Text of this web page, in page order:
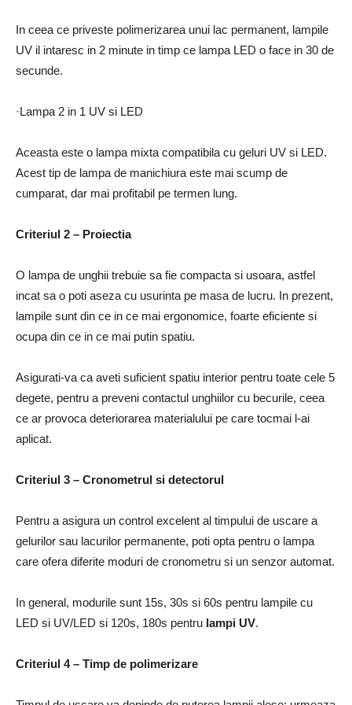
In ceea ce priveste polimerizarea unui lac permanent, lampile
UV il intaresc in 2 minute in timp ce lampa LED o face in 30 de
secunde.
·Lampa 2 in 1 UV si LED
Aceasta este o lampa mixta compatibila cu geluri UV si LED.
Acest tip de lampa de manichiura este mai scump de
cumparat, dar mai profitabil pe termen lung.
Criteriul 2 – Proiectia
O lampa de unghii trebuie sa fie compacta si usoara, astfel
incat sa o poti aseza cu usurinta pe masa de lucru. In prezent,
lampile sunt din ce in ce mai ergonomice, foarte eficiente si
ocupa din ce in ce mai putin spatiu.
Asigurati-va ca aveti suficient spatiu interior pentru toate cele 5
degete, pentru a preveni contactul unghiilor cu becurile, ceea
ce ar provoca deteriorarea materialului pe care tocmai l-ai
aplicat.
Criteriul 3 – Cronometrul si detectorul
Pentru a asigura un control excelent al timpului de uscare a
gelurilor sau lacurilor permanente, poti opta pentru o lampa
care ofera diferite moduri de cronometru si un senzor automat.
In general, modurile sunt 15s, 30s si 60s pentru lampile cu
LED si UV/LED si 120s, 180s pentru lampi UV.
Criteriul 4 – Timp de polimerizare